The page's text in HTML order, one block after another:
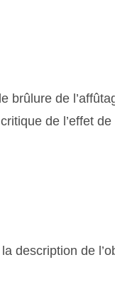
brûlure de
de l’effet
description de